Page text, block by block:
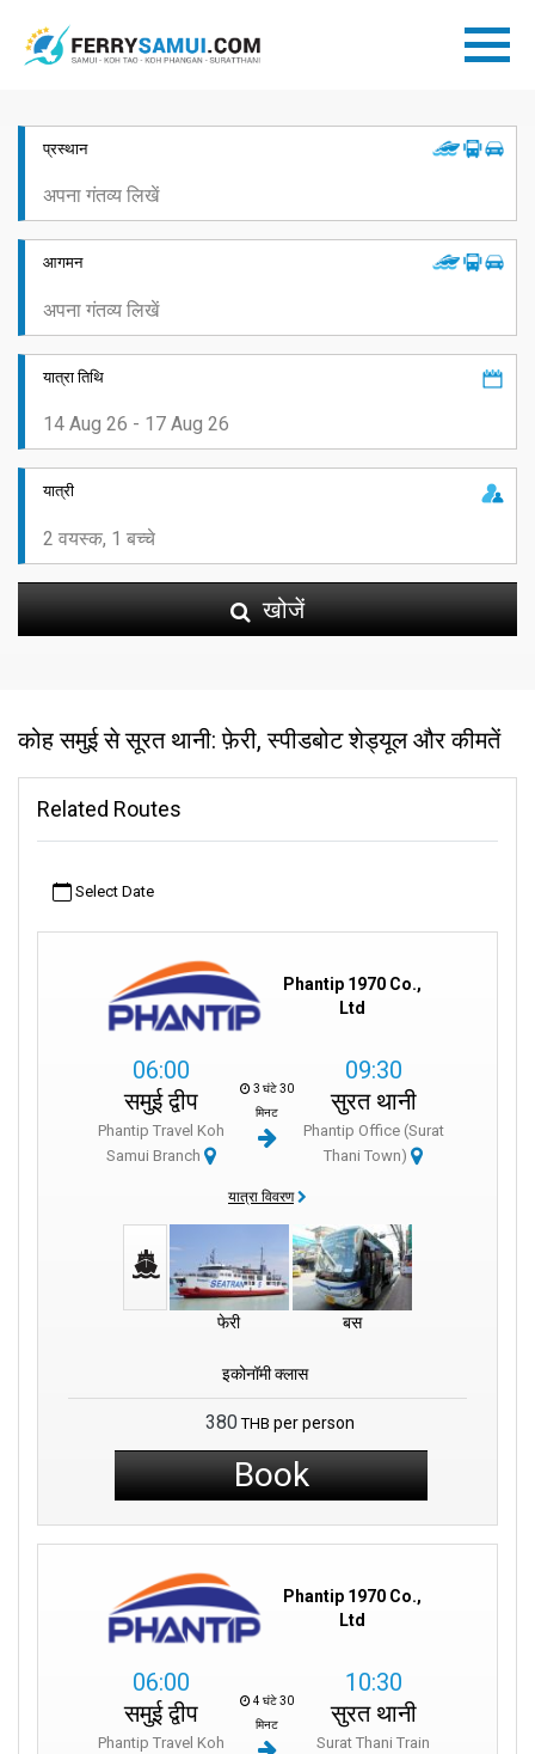
प्रस्थान
आगमन
यात्रा तिथि
यात्री
खोजें
कोह समुई से सूरत थानी: फ़ेरी, स्पीडबोट शेड्यूल और कीमतें
Related Routes
Select Date
Phantip 1970 Co.,
Ltd
06:00
समुई द्वीप
Phantip Travel Koh
Samui Branch
3 घंटे 30
मिनट
09:30
सुरत थानी
Phantip Office (Surat
Thani Town)
यात्रा विवरण
फेरी बस
इकोनॉमी क्लास
380 THB per person
Book
Phantip 1970 Co.,
Ltd
06:00
समुई द्वीप
Phantip Travel Koh
4 घंटे 30
मिनट
10:30
सुरत थानी
Surat Thani Train